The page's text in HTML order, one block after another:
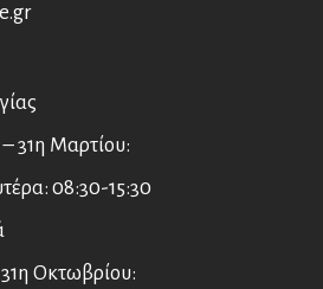
31η Μαρτίου:
08:30-15:30
Οκτωβρίου: